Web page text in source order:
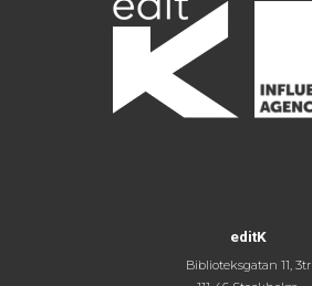
editK
Biblioteksgatan 11, 3tr